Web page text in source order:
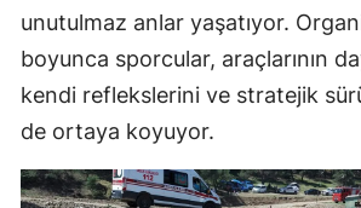
unutulmaz anlar yaşatıyor.
boyunca sporcular, araçlarının
kendi reflekslerini ve stratejik
de ortaya koyuyor.